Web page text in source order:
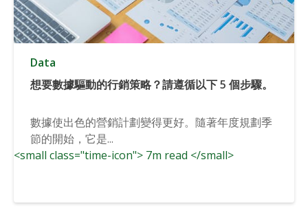
Data
想要數據驅動的行銷策略？請遵循以下 5 個步驟。
數據使出色的營銷計劃變得更好。隨著年度規劃季
節的開始，它是...
<small class="time-icon"> 7m read </small>